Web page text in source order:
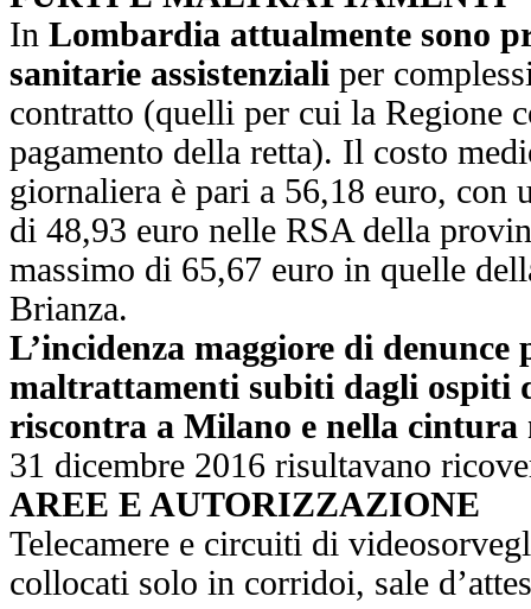
In Lombardia attualmente sono
sanitarie assistenziali per
contratto (quelli per cui la Regione
pagamento della retta). Il costo
giornaliera è pari a 56,18 euro, con
di 48,93 euro nelle RSA della
massimo di 65,67 euro in quelle
Brianza.
L’incidenza maggiore di denunce
maltrattamenti subiti dagli ospiti
riscontra a Milano e nella cintura
31 dicembre 2016 risultavano
AREE E AUTORIZZAZIONE
Telecamere e circuiti di
collocati solo in corridoi, sale